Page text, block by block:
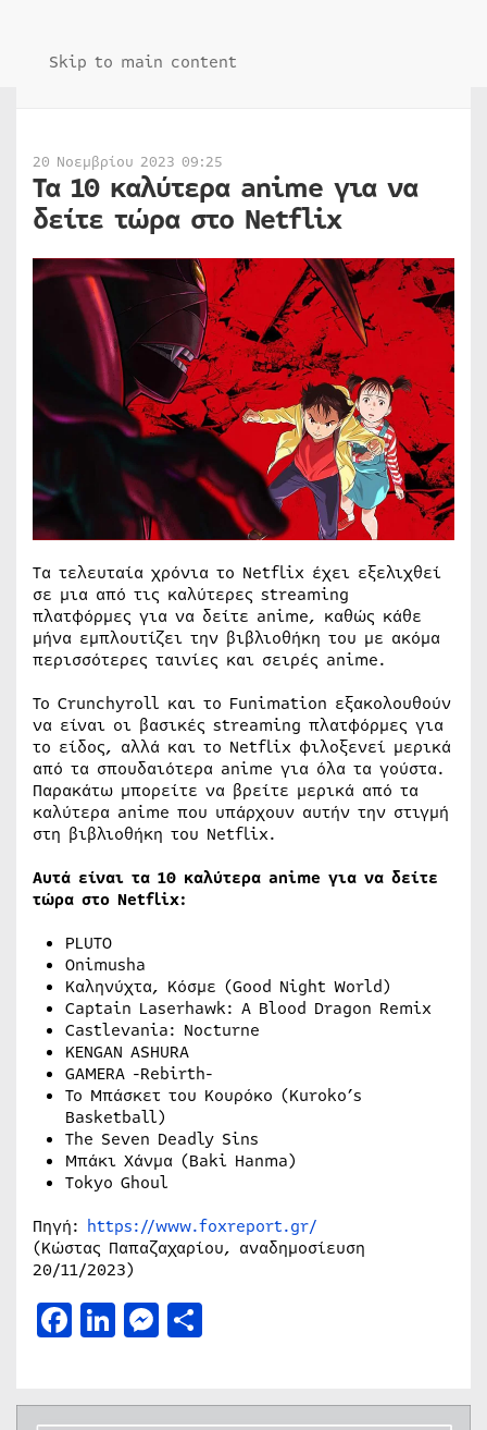
Skip to main content
20 Νοεμβρίου 2023 09:25
Τα 10 καλύτερα anime για να
δείτε τώρα στο Netflix
Τα τελευταία χρόνια το Netflix έχει εξελιχθεί
σε μια από τις καλύτερες streaming
πλατφόρμες για να δείτε anime, καθώς κάθε
μήνα εμπλουτίζει την βιβλιοθήκη του με ακόμα
περισσότερες ταινίες και σειρές anime.
Το Crunchyroll και το Funimation εξακολουθούν
να είναι οι βασικές streaming πλατφόρμες για
το είδος, αλλά και το Netflix φιλοξενεί μερικά
από τα σπουδαιότερα anime για όλα τα γούστα.
Παρακάτω μπορείτε να βρείτε μερικά από τα
καλύτερα anime που υπάρχουν αυτήν την στιγμή
στη βιβλιοθήκη του Netflix.
Αυτά είναι τα 10 καλύτερα anime για να δείτε
τώρα στο Netflix:
PLUTO
Onimusha
Καληνύχτα, Κόσμε (Good Night World)
Captain Laserhawk: A Blood Dragon Remix
Castlevania: Nocturne
KENGAN ASHURA
GAMERA -Rebirth-
Το Μπάσκετ του Κουρόκο (Kuroko’s
Basketball)
The Seven Deadly Sins
Μπάκι Χάνμα (Baki Hanma)
Tokyo Ghoul
Πηγή: https://www.foxreport.gr/
(Κώστας Παπαζαχαρίου, αναδημοσίευση
20/11/2023)
Facebook
LinkedIn
Messenger